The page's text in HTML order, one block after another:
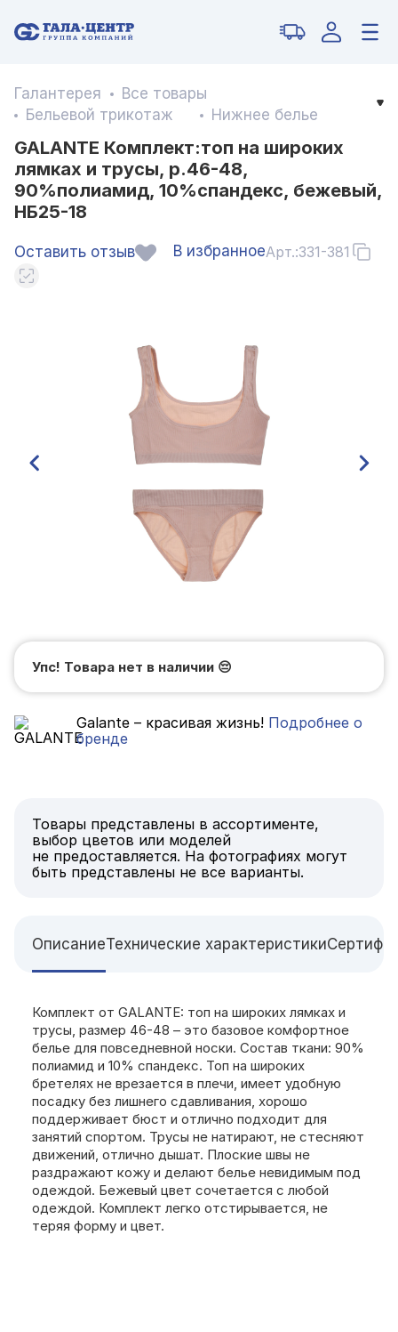
Галантерея
Все товары
Бельевой трикотаж
Нижнее белье
GALANTE Комплект:топ на широких
лямках и трусы, р.46-48,
90%полиамид, 10%спандекс, бежевый,
НБ25-18
Оставить отзыв В избранноеАрт.:331-381
Упс! Товара нет в наличии 😔
Galante – красивая жизнь! Подробнее о
бренде
Товары представлены в ассортименте,
выбор цветов или моделей
не предоставляется. На фотографиях могут
быть представлены не все варианты.
ОписаниеТехнические характеристики
Комплект от GALANTE: топ на широких лямках и
трусы, размер 46-48 – это базовое комфортное
белье для повседневной носки. Состав ткани: 90%
полиамид и 10% спандекс. Топ на широких
бретелях не врезается в плечи, имеет удобную
посадку без лишнего сдавливания, хорошо
поддерживает бюст и отлично подходит для
занятий спортом. Трусы не натирают, не стесняют
движений, отлично дышат. Плоские швы не
раздражают кожу и делают белье невидимым под
одеждой. Бежевый цвет сочетается с любой
одеждой. Комплект легко отстирывается, не
теряя форму и цвет.